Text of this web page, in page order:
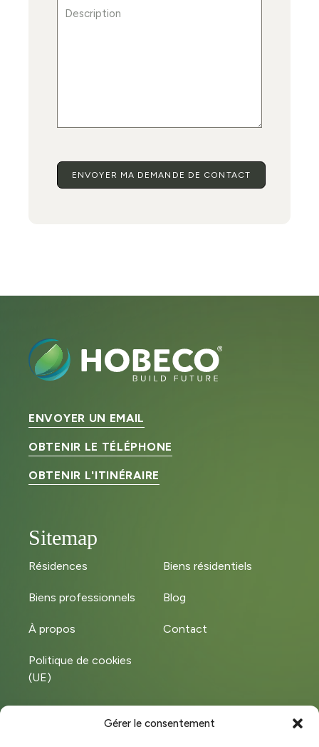
Gérer le consentement
ENVOYER UN EMAIL
OBTENIR LE TÉLÉPHONE
OBTENIR L'ITINÉRAIRE
Sitemap
Résidences Biens résidentiels
Biens professionnels Blog
À propos Contact
Politique de cookies
(UE)